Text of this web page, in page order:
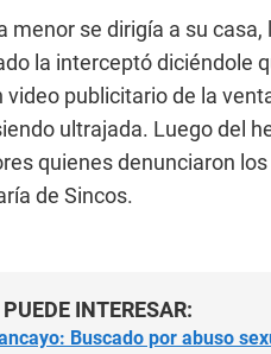
menor se dirigía a su casa,
la interceptó diciéndole
video publicitario de la
ultrajada. Luego del
quienes denunciaron
de Sincos.
INTERESAR:
Buscado por abuso